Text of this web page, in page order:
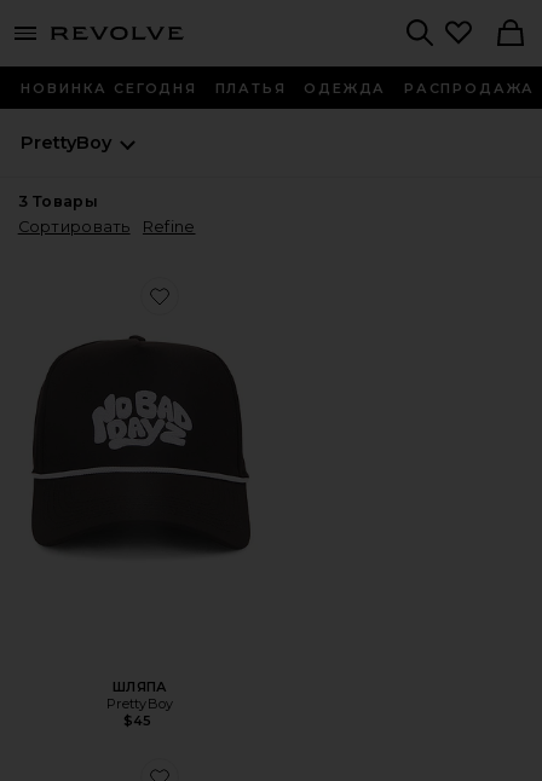
menu - shows more content
НОВИНКА СЕГОДНЯ ПЛАТЬЯ ОДЕЖДА РАСПРОДАЖА
PrettyBoy
3Товары
Сортировать
Refine
Favorite ШЛЯПА
ШЛЯПА
PrettyBoy
$45